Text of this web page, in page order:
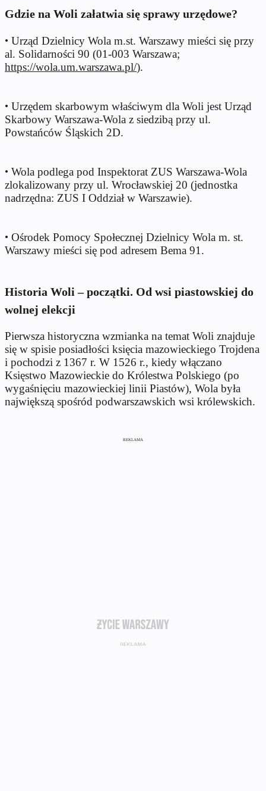
Gdzie na Woli załatwia się sprawy urzędowe?
• Urząd Dzielnicy Wola m.st. Warszawy mieści się przy
al. Solidarności 90 (01-003 Warszawa;
https://wola.um.warszawa.pl/).
• Urzędem skarbowym właściwym dla Woli jest Urząd
Skarbowy Warszawa-Wola z siedzibą przy ul.
Powstańców Śląskich 2D.
• Wola podlega pod Inspektorat ZUS Warszawa-Wola
zlokalizowany przy ul. Wrocławskiej 20 (jednostka
nadrzędna: ZUS I Oddział w Warszawie).
• Ośrodek Pomocy Społecznej Dzielnicy Wola m. st.
Warszawy mieści się pod adresem Bema 91.
Historia Woli – początki. Od wsi piastowskiej do
wolnej elekcji
Pierwsza historyczna wzmianka na temat Woli znajduje
się w spisie posiadłości księcia mazowieckiego Trojdena
i pochodzi z 1367 r. W 1526 r., kiedy włączano
Księstwo Mazowieckie do Królestwa Polskiego (po
wygaśnięciu mazowieckiej linii Piastów), Wola była
największą spośród podwarszawskich wsi królewskich.
REKLAMA